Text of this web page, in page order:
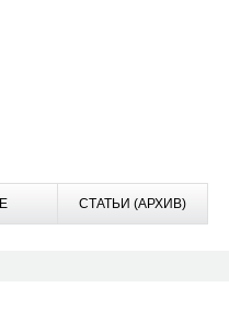
СТАТЬИ (АРХИВ)